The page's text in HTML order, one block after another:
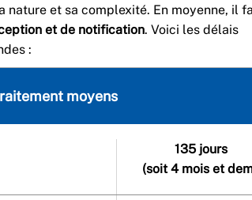
nature et sa complexité. En moyenne, il
et de notification. Voici les délais
:
moyens
135 jours
(soit 4 mois et